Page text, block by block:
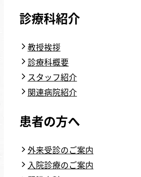
診療科紹介
教授挨拶
診療科概要
スタッフ紹介
関連病院紹介
患者の方へ
外来受診のご案内
入院診療のご案内